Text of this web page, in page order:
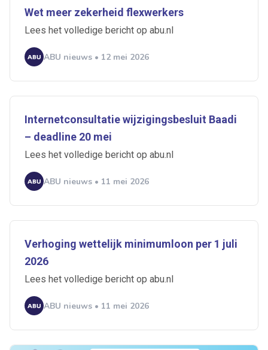
Wet meer zekerheid flexwerkers
Lees het volledige bericht op abu.nl
ABU nieuws • 12 mei 2026
Internetconsultatie wijzigingsbesluit Baadi
– deadline 20 mei
Lees het volledige bericht op abu.nl
ABU nieuws • 11 mei 2026
Verhoging wettelijk minimumloon per 1 juli
2026
Lees het volledige bericht op abu.nl
ABU nieuws • 11 mei 2026
Ontvang vacatures direct in
je mailbox
Alerts ontvangen
Alles Ingezonden ABU
Bureau Cicero
Doorzaam
Flexmarkt Flexnieuws
Normering Arbeid